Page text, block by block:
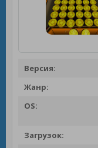
Версия:
Жанр:
OS:
Загрузок: